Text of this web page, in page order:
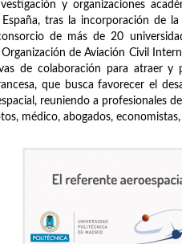
y organizaciones
tras la incorporación de
de más de 20
de Aviación Civil
de colaboración para atraer
que busca favorecer el
reuniendo a profesionales
médico, abogados,